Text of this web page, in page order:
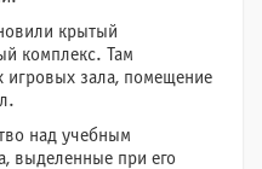
крытый
комплекс. Там
игровых зала, помещение
над учебным
выделенные при его